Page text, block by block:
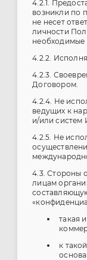
4.2.1.
возникли по
не несет
личности
необходимые
4.2.2.
4.2.3.
Договором.
4.2.4. Не
ведущих к
и/или систем
4.2.5. Не
4.3. Стороны
лицам
такая
к